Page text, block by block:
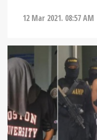
12 Mar 2021. 08:57 AM